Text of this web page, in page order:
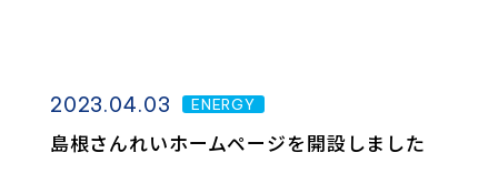
2023.04.03 ENERGY
島根さんれいホームページを開設しました